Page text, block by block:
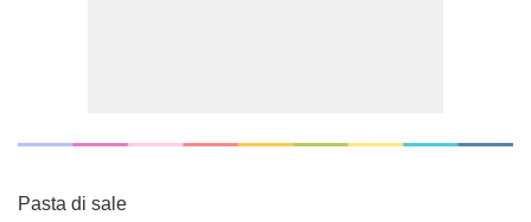
Pasta di sale